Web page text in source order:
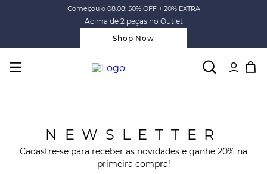
Começou o 08.08: 50% OFF + 20% EXTRA
Acima de 2 peças no Outlet
Shop Now
NEWSLETTER
Cadastre-se para receber as novidades e ganhe 20% na
primeira compra!